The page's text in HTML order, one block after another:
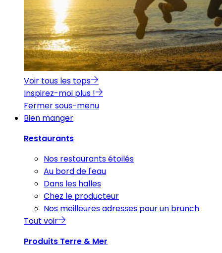
Voir tous les tops
Inspirez-moi plus !
Fermer sous-menu
Bien manger
Restaurants
Nos restaurants étoilés
Au bord de l'eau
Dans les halles
Chez le producteur
Nos meilleures adresses pour un brunch
Tout voir
Produits Terre & Mer